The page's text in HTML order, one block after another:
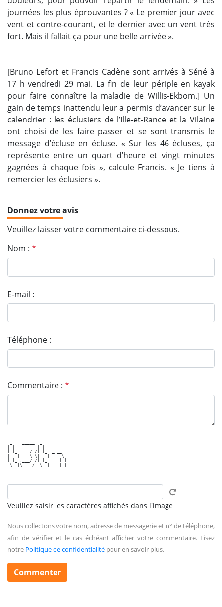
journées les plus éprouvantes ? « Le premier jour avec
vent et contre-courant, et le dernier avec un vent très
fort. Mais il fallait ça pour une belle arrivée ».
[Bruno Lefort et Francis Cadène sont arrivés à Séné à
17 h vendredi 29 mai. La fin de leur périple en kayak
pour faire connaître la maladie de Willis-Ekbom.] Un
gain de temps inattendu leur a permis d’avancer sur le
calendrier : les éclusiers de l’Ille-et-Rance et la Vilaine
ont choisi de les faire passer et se sont transmis le
message d’écluse en écluse. « Sur les 46 écluses, ça
représente entre un quart d’heure et vingt minutes
gagnées à chaque fois », calcule Francis. « Je tiens à
remercier les éclusiers ».
Donnez votre avis
Veuillez laisser votre commentaire ci-dessous.
Nom : *
E-mail :
Téléphone :
Commentaire : *
| |_     / /| |_  _ __
| __|    \ \| __|| '_ \
| |_ .___/ /| |_ | | | |
\__|\____/  \__||_| |_|
Veuillez saisir les caractères affichés dans l'image
Nous collectons votre nom, adresse de messagerie et n° de téléphone,
afin de vérifier et le cas échéant afficher votre commentaire. Lisez
notre Politique de confidentialité pour en savoir plus.